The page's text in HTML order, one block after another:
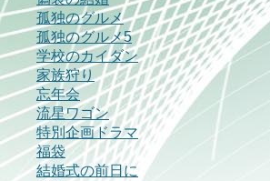
孤独のグルメ
孤独のグルメ5
学校のカイダン
家族狩り
忘年会
流星ワゴン
特別企画ドラマ
福袋
結婚式の前日に